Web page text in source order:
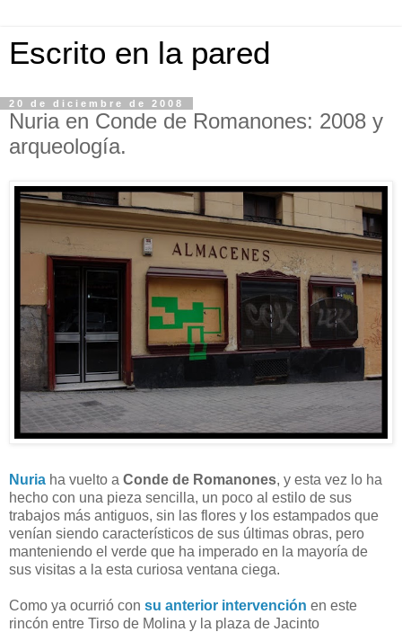
Escrito en la pared
20 de diciembre de 2008
Nuria en Conde de Romanones: 2008 y
arqueología.
Nuria ha vuelto a Conde de Romanones, y esta vez lo ha
hecho con una pieza sencilla, un poco al estilo de sus
trabajos más antiguos, sin las flores y los estampados que
venían siendo característicos de sus últimas obras, pero
manteniendo el verde que ha imperado en la mayoría de
sus visitas a la esta curiosa ventana ciega.
Como ya ocurrió con su anterior intervención en este
rincón entre Tirso de Molina y la plaza de Jacinto